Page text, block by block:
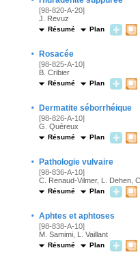
[98-820-A-20]
J. Revuz
Résumé Plan
· Rosacée
[98-825-A-10]
B. Cribier
Résumé Plan
· Dermatite séborrhéique
[98-826-A-10]
G. Quéreux
Résumé Plan
· Pathologie vulvaire
[98-836-A-10]
C. Renaud-Vilmer, L. Dehen,
Résumé Plan
· Aphtes et aphtoses
[98-838-A-10]
M. Samimi, L. Vaillant
Résumé Plan